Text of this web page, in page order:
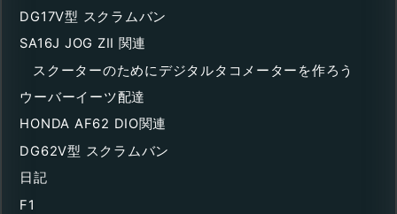
DG17V型 スクラムバン
SA16J JOG ZII 関連
スクーターのためにデジタルタコメーターを作ろう
ウーバーイーツ配達
HONDA AF62 DIO関連
DG62V型 スクラムバン
日記
F1